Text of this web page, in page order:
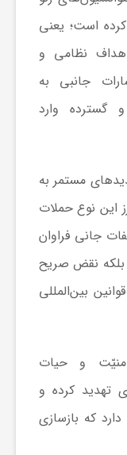
است؛ یعنی
نظامی و
جانبی به
و گسترده وارد
مستمر به
این نوع حملات
جانی فراوان
بلکه نقض صریح
بین‌المللی
و حیات
تهدید کرده و
که بازسازی